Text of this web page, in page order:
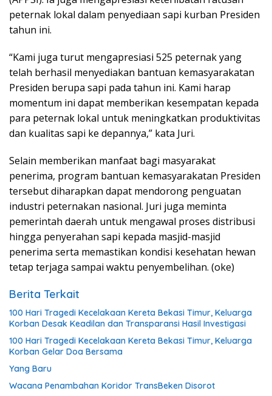
peternak lokal dalam penyediaan sapi kurban Presiden
tahun ini.
“Kami juga turut mengapresiasi 525 peternak yang
telah berhasil menyediakan bantuan kemasyarakatan
Presiden berupa sapi pada tahun ini. Kami harap
momentum ini dapat memberikan kesempatan kepada
para peternak lokal untuk meningkatkan produktivitas
dan kualitas sapi ke depannya,” kata Juri.
Selain memberikan manfaat bagi masyarakat
penerima, program bantuan kemasyarakatan Presiden
tersebut diharapkan dapat mendorong penguatan
industri peternakan nasional. Juri juga meminta
pemerintah daerah untuk mengawal proses distribusi
hingga penyerahan sapi kepada masjid-masjid
penerima serta memastikan kondisi kesehatan hewan
tetap terjaga sampai waktu penyembelihan. (oke)
Berita Terkait
100 Hari Tragedi Kecelakaan Kereta Bekasi Timur, Keluarga
Korban Desak Keadilan dan Transparansi Hasil Investigasi
100 Hari Tragedi Kecelakaan Kereta Bekasi Timur, Keluarga
Korban Gelar Doa Bersama
Yang Baru
Wacana Penambahan Koridor TransBeken Disorot